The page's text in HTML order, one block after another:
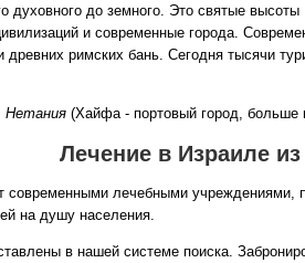
духовного до земного. Это святые
и современные города.
римских бань. Сегодня тысячи
Нетания (Хайфа - портовый город, больше
Лечение в Израиле из
современными лечебными
на душу населения.
в нашей системе поиска.